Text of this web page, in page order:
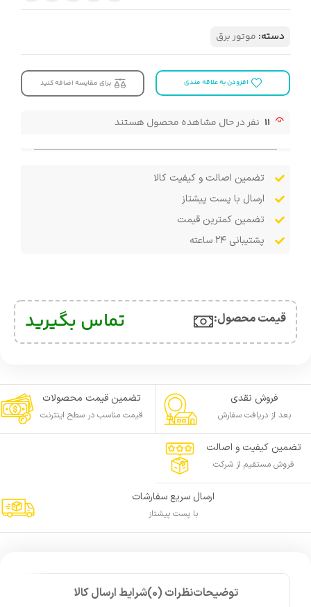
دسته: موتور برق
افزودن به علاقه مندی برای مقایسه اضافه کنید
11 نفر در حال مشاهده محصول هستند
تضمین اصالت و کیفیت کالا
ارسال با پست پیشتاز
تضمین کمترین قیمت
پشتیبانی ۲۴ ساعته
قیمت محصول:​ تماس بگیرید
فروش نقدی
بعد از دریافت سفارش
تضمین قیمت محصولات
قیمت مناسب در سطح اینترنت
تضمین کیفیت و اصالت
فروش مستقیم از شرکت
ارسال سریع سفارشات
با پست پیشتاز
توضیحاتنظرات (0) شرایط ارسال کالا